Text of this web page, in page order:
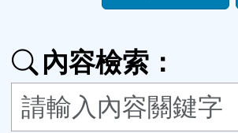
功
能
內容檢索：